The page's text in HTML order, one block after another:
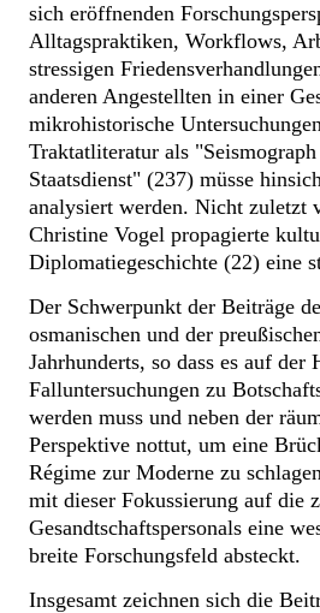
sich eröffnenden
Alltagspraktiken, Workflows,
stressigen
anderen Angestellten in einer
mikrohistorische
Traktatliteratur als
Staatsdienst" (237) müsse
analysiert werden. Nicht zuletzt
Christine Vogel propagierte
Diplomatiegeschichte (22) eine
Der Schwerpunkt der Beiträge
osmanischen und der
Jahrhunderts, so dass es auf
Falluntersuchungen zu
werden muss und neben der
Perspektive nottut, um eine
Régime zur Moderne zu
mit dieser Fokussierung auf die
Gesandtschaftspersonals eine
breite Forschungsfeld absteckt.
Insgesamt zeichnen sich die